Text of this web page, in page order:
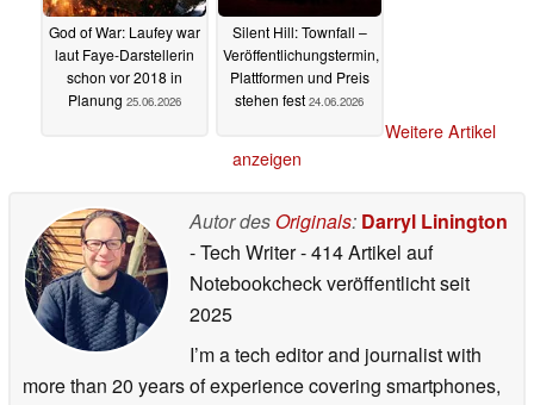
God of War: Laufey war
laut Faye‑Darstellerin
schon vor 2018 in
Planung 25.06.2026
Silent Hill: Townfall –
Veröffentlichungstermin,
Plattformen und Preis
stehen fest 24.06.2026
Weitere Artikel
anzeigen
Autor des Originals: Darryl Linington
- Tech Writer- 414 Artikel auf
Notebookcheck veröffentlichtseit
2025
I’m a tech editor and journalist with
more than 20 years of experience covering smartphones,